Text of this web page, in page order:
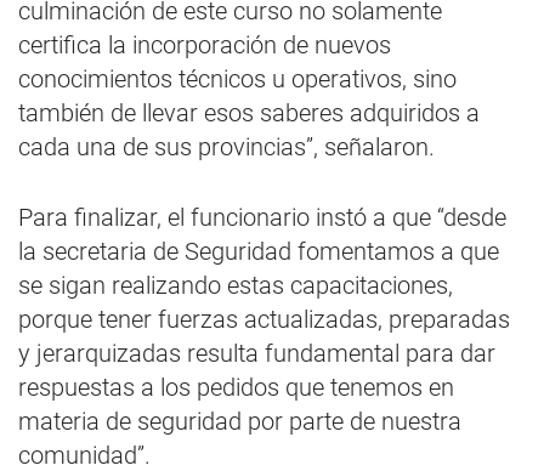
culminación de este curso no solamente
certifica la incorporación de nuevos
conocimientos técnicos u operativos, sino
también de llevar esos saberes adquiridos a
cada una de sus provincias”, señalaron.
Para finalizar, el funcionario instó a que “desde
la secretaria de Seguridad fomentamos a que
se sigan realizando estas capacitaciones,
porque tener fuerzas actualizadas, preparadas
y jerarquizadas resulta fundamental para dar
respuestas a los pedidos que tenemos en
materia de seguridad por parte de nuestra
comunidad”.